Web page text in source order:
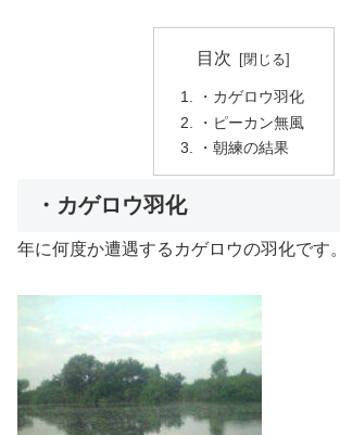
目次
・カゲロウ羽化
・ピーカン無風
・朝練の結果
・カゲロウ羽化
年に何度か遭遇するカゲロウの羽化です。